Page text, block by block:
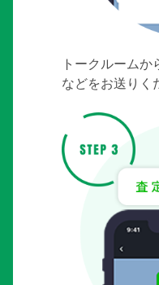
トークルーム
などをお送りく